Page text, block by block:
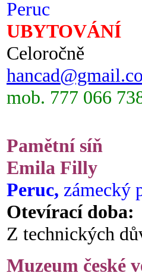
Peruc
UBYTOVÁNÍ
Celoročně
mob. 777 066
Pamětní síň
Emila Filly
Peruc, zámecký
Otevírací doba:
Z technických
Muzeum české